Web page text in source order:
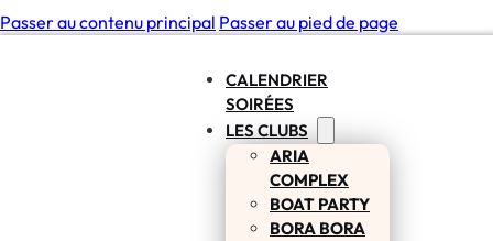
Passer au contenu principal Passer au pied de page
CALENDRIER
SOIRÉES
LES CLUBS
ARIA
COMPLEX
BOAT PARTY
BORA BORA